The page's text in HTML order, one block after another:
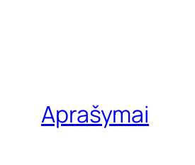
Aprašymai